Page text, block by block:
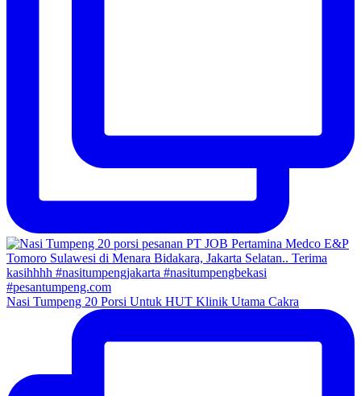
Nasi Tumpeng 20 Porsi Untuk HUT Klinik Utama Cakra